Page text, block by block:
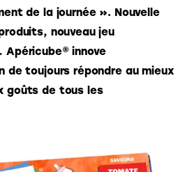
de la journée ». Nouvelle
nouveau jeu
innove
de toujours répondre au mieux
goûts de tous les